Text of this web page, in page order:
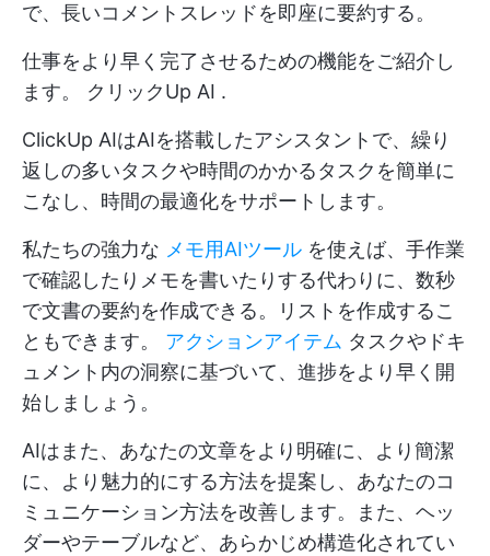
で、長いコメントスレッドを即座に要約する。
仕事をより早く完了させるための機能をご紹介し
ます。 クリックUp AI .
ClickUp AIはAIを搭載したアシスタントで、繰り
返しの多いタスクや時間のかかるタスクを簡単に
こなし、時間の最適化をサポートします。
私たちの強力な メモ用AIツール を使えば、手作業
で確認したりメモを書いたりする代わりに、数秒
で文書の要約を作成できる。リストを作成するこ
ともできます。 アクションアイテム タスクやドキ
ュメント内の洞察に基づいて、進捗をより早く開
始しましょう。
AIはまた、あなたの文章をより明確に、より簡潔
に、より魅力的にする方法を提案し、あなたのコ
ミュニケーション方法を改善します。また、ヘッ
ダーやテーブルなど、あらかじめ構造化されてい